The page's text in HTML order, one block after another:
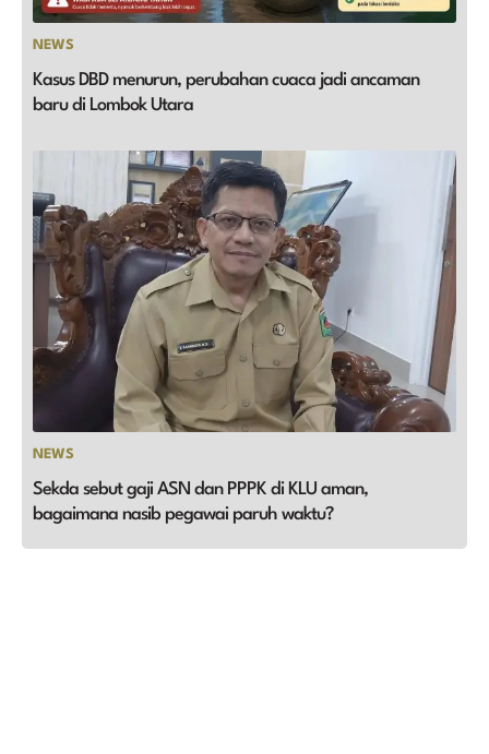
NEWS
Kasus DBD menurun, perubahan cuaca jadi ancaman
baru di Lombok Utara
NEWS
Sekda sebut gaji ASN dan PPPK di KLU aman,
bagaimana nasib pegawai paruh waktu?